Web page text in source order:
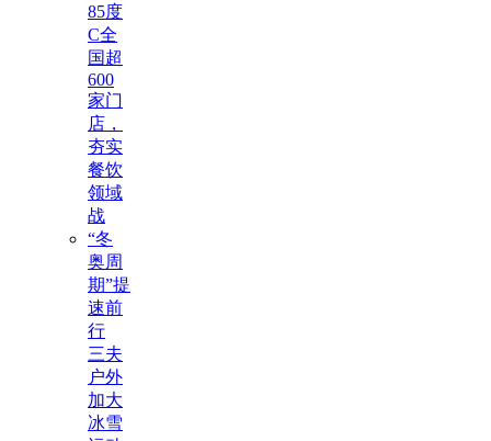
85度
C全
国超
600
家门
店，
夯实
餐饮
领域
战
“冬
奥周
期”提
速前
行
三夫
户外
加大
冰雪